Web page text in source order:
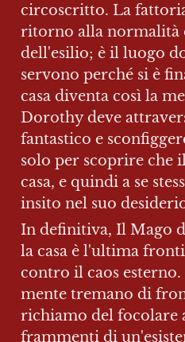
circoscritto. La
ritorno alla normalità
dell'esilio; è il luogo
servono perché si è
casa diventa così la
Dorothy deve
fantastico e
solo per scoprire che
casa, e quindi a se
insito nel suo
In definitiva, Il Mago
la casa è l'ultima
contro il caos
mente tremano di
richiamo del focolare
frammenti di